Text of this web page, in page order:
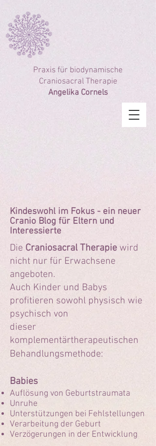
Praxis für biodynamische
Craniosacral Therapie
Angelika Cornels
Kindeswohl im Fokus - ein neuer
Cranio Blog für Eltern und
Interessierte
Die Craniosacral Therapie wird
nicht nur für Erwachsene
angeboten.
Auch Kinder und Babys
profitieren sowohl physisch wie
psychisch von
dieser
komplementärtherapeutischen
Behandlungsmethode:
Babies
Auflösung von Geburtstraumata
Unruhe
Unterstützungen bei Fehlstellungen
Verarbeitung der Geburt
Verzögerungen in der Entwicklung